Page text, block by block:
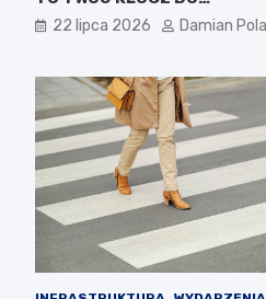
BEZPIECZEŃSTWA!
22 lipca 2026 Damian